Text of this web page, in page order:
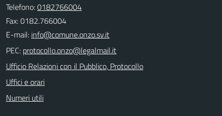
Telefono:0182766004
Fax: 0182.766004
E-mail:
PEC:
Ufficio Relazioni con il Pubblico, Protocollo
Uffici e orari
Numeri utili